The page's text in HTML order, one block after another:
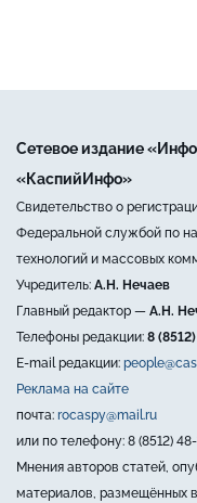
Сетевое издание
«КаспийИнфо»
Свидетельство о
Федеральной службой по
технологий и массовых
Учредитель: А.Н. Нечаев
Главный редактор — А.Н.
Телефоны редакции: 8
E-mail редакции:
Реклама на сайте
почта: rocaspy@mail.ru
или по телефону: 8 (8512)
Мнения авторов статей,
материалов, размещённых